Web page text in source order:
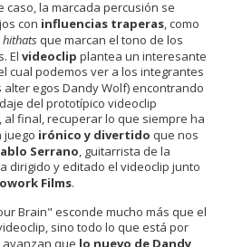
caso, la marcada percusión se
con influencias traperas, como
hithats que marcan el tono de los
El videoclip plantea un interesante
cual podemos ver a los integrantes
alter egos Dandy Wolf) encontrando
del prototípico videoclip
al final, recuperar lo que siempre ha
juego irónico y divertido que nos
Serrano, guitarrista de la
dirigido y editado el videoclip junto
Films.
Brain" esconde mucho más que el
sino todo lo que está por
avanzan que lo nuevo de Dandy